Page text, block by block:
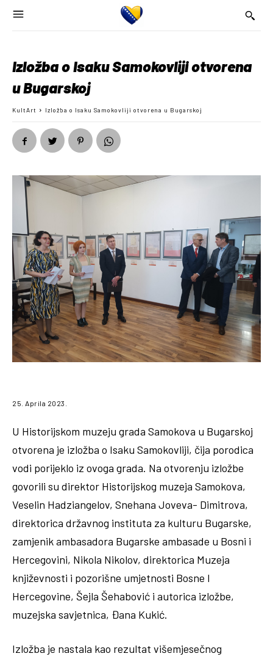
Izložba o Isaku Samokovliji otvorena
u Bugarskoj
KultArt Izložba o Isaku Samokovliji otvorena u Bugarskoj
25. Aprila 2023.
U Historijskom muzeju grada Samokova u Bugarskoj
otvorena je izložba o Isaku Samokovliji, čija porodica
vodi porijeklo iz ovoga grada. Na otvorenju izložbe
govorili su direktor Historijskog muzeja Samokova,
Veselin Hadziangelov, Snehana Joveva- Dimitrova,
direktorica državnog instituta za kulturu Bugarske,
zamjenik ambasadora Bugarske ambasade u Bosni i
Hercegovini, Nikola Nikolov, direktorica Muzeja
književnosti i pozorišne umjetnosti Bosne I
Hercegovine, Šejla Šehabović i autorica izložbe,
muzejska savjetnica, Đana Kukić.
Izložba je nastala kao rezultat višemjesečnog